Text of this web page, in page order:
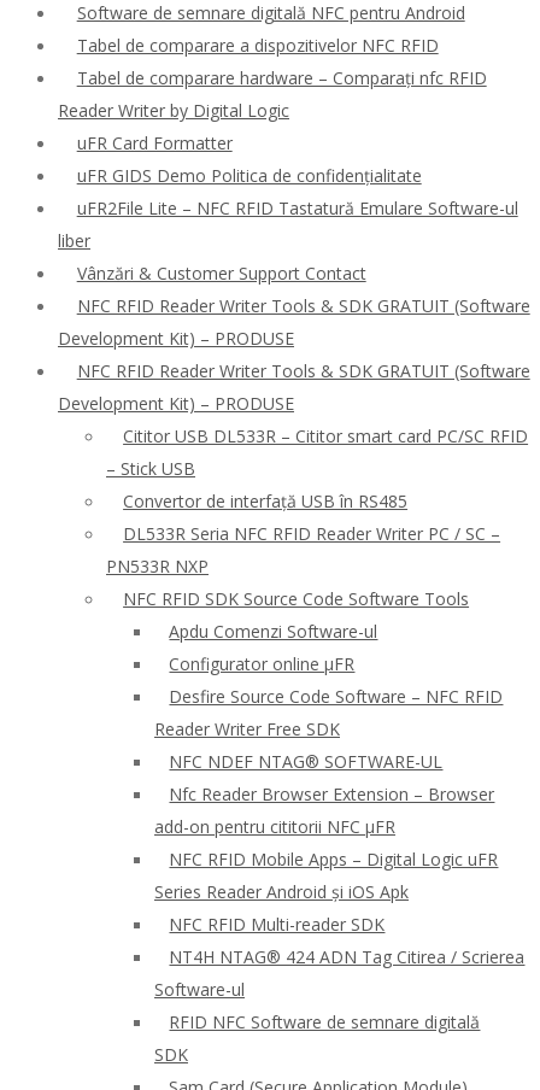
Software de semnare digitală NFC pentru Android
Tabel de comparare a dispozitivelor NFC RFID
Tabel de comparare hardware – Comparați nfc RFID
Reader Writer by Digital Logic
uFR Card Formatter
uFR GIDS Demo Politica de confidențialitate
uFR2File Lite – NFC RFID Tastatură Emulare Software-ul
liber
Vânzări & Customer Support Contact
NFC RFID Reader Writer Tools & SDK GRATUIT (Software
Development Kit) – PRODUSE
NFC RFID Reader Writer Tools & SDK GRATUIT (Software
Development Kit) – PRODUSE
Cititor USB DL533R – Cititor smart card PC/SC RFID
– Stick USB
Convertor de interfață USB în RS485
DL533R Seria NFC RFID Reader Writer PC / SC –
PN533R NXP
NFC RFID SDK Source Code Software Tools
Apdu Comenzi Software-ul
Configurator online μFR
Desfire Source Code Software – NFC RFID
Reader Writer Free SDK
NFC NDEF NTAG® SOFTWARE-UL
Nfc Reader Browser Extension – Browser
add-on pentru cititorii NFC μFR
NFC RFID Mobile Apps – Digital Logic uFR
Series Reader Android și iOS Apk
NFC RFID Multi-reader SDK
NT4H NTAG® 424 ADN Tag Citirea / Scrierea
Software-ul
RFID NFC Software de semnare digitală
SDK